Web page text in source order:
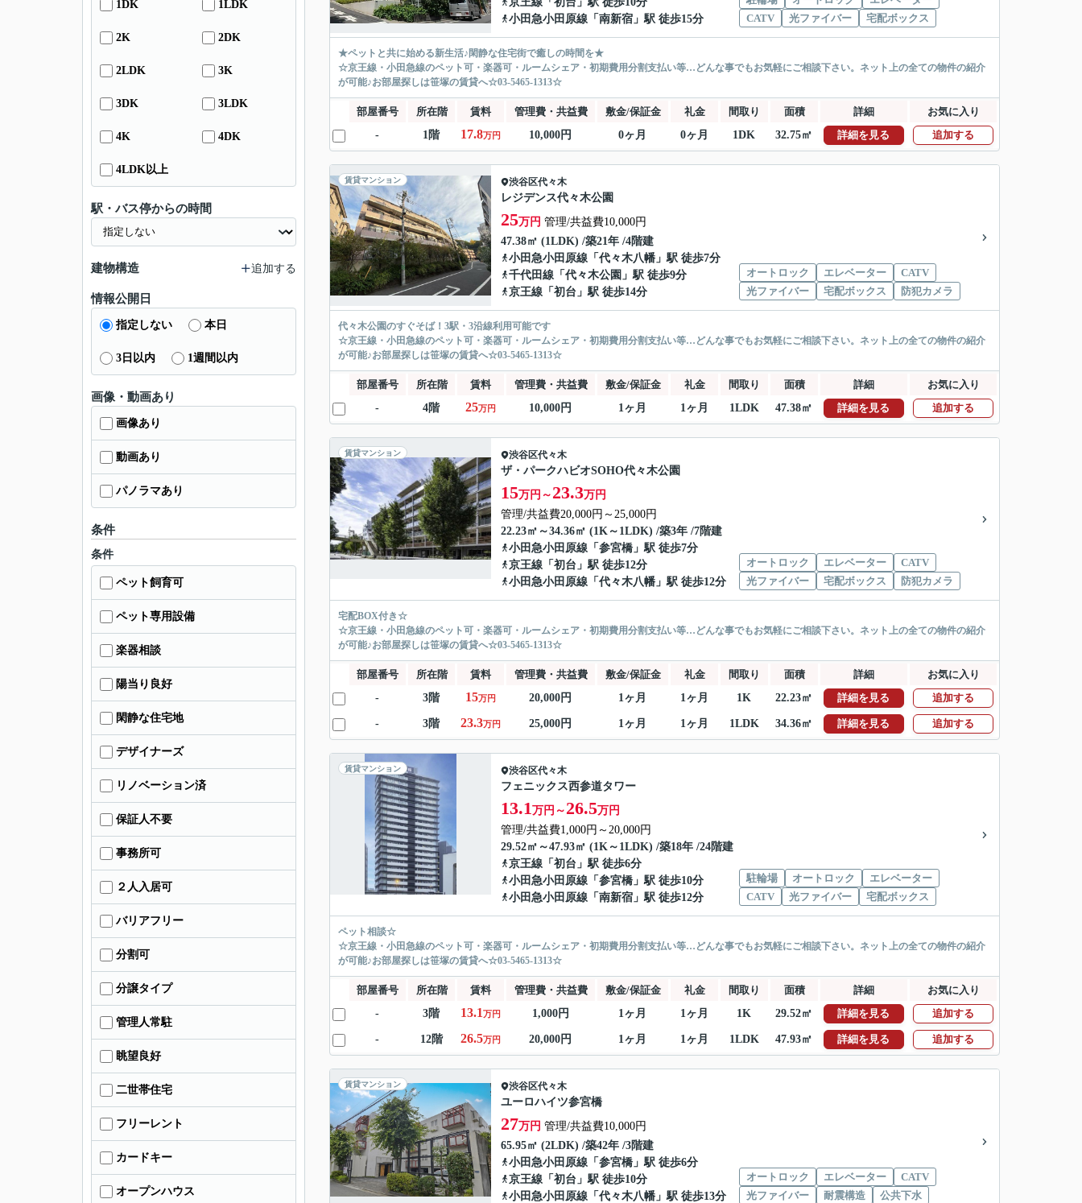
小田急小田原線 「 南新宿 」駅 徒歩15分
CATV
光ファイバー 宅配ボックス
★ペットと共に始める新生活♪閑静な住宅街で癒しの時間を★
☆京王線・小田急線のペット可・楽器可・ルームシェア・初期費用分割支払い等…どんな事でもお気軽にご相談下さい。ネット上の全ての物件の紹介
が可能♪お部屋探しは笹塚の賃貸へ☆03-5465-1313☆
部屋番号 所在階 賃料 管理費・共益費 敷金/保証金 礼金 間取り 面積 詳細
お気に入り
-
1階 17.8万円 10,000円 0ヶ月 0ヶ月 1DK 32.75㎡ 詳細を見る 追加する
賃貸マンション 渋谷区代々木
レジデンス代々木公園
25万円 管理/共益費10,000円
47.38㎡ (1LDK) /築21年 /4階建
小田急小田原線 「 代々木八幡 」駅 徒歩7分
千代田線 「 代々木公園 」駅 徒歩9分
京王線 「 初台 」駅 徒歩14分
オートロック エレベーター
CATV
光ファイバー
宅配ボックス 防犯カメラ
代々木公園のすぐそば！3駅・3沿線利用可能です
☆京王線・小田急線のペット可・楽器可・ルームシェア・初期費用分割支払い等…どんな事でもお気軽にご相談下さい。ネット上の全ての物件の紹介
が可能♪お部屋探しは笹塚の賃貸へ☆03-5465-1313☆
部屋番号 所在階 賃料 管理費・共益費 敷金/保証金 礼金 間取り 面積 詳細
お気に入り
-
4階 25万円 10,000円 1ヶ月 1ヶ月 1LDK 47.38㎡ 詳細を見る 追加する
賃貸マンション 渋谷区代々木
ザ・パークハビオSOHO代々木公園
15万円～ 23.3万円
管理/共益費20,000円～25,000円
22.23㎡～34.36㎡ (1K～1LDK) /築3年 /7階建
小田急小田原線 「 参宮橋 」駅 徒歩7分
京王線 「 初台 」駅 徒歩12分
小田急小田原線 「 代々木八幡 」駅 徒歩12分
オートロック エレベーター
CATV
光ファイバー
宅配ボックス 防犯カメラ
宅配BOX付き☆
☆京王線・小田急線のペット可・楽器可・ルームシェア・初期費用分割支払い等…どんな事でもお気軽にご相談下さい。ネット上の全ての物件の紹介
が可能♪お部屋探しは笹塚の賃貸へ☆03-5465-1313☆
部屋番号 所在階 賃料 管理費・共益費 敷金/保証金 礼金 間取り 面積 詳細
お気に入り
-
3階 15万円 20,000円 1ヶ月 1ヶ月 1K 22.23㎡ 詳細を見る 追加する
- 3階 23.3万円 25,000円 1ヶ月 1ヶ月 1LDK 34.36㎡ 詳細を見る 追加する
賃貸マンション 渋谷区代々木
フェニックス西参道タワー
13.1万円～ 26.5万円
管理/共益費1,000円～20,000円
29.52㎡～47.93㎡ (1K～1LDK) /築18年 /24階建
京王線 「 初台 」駅 徒歩6分
小田急小田原線 「 参宮橋 」駅 徒歩10分
小田急小田原線 「 南新宿 」駅 徒歩12分
駐輪場 オートロック
エレベーター
CATV
光ファイバー 宅配ボックス
ペット相談☆
☆京王線・小田急線のペット可・楽器可・ルームシェア・初期費用分割支払い等…どんな事でもお気軽にご相談下さい。ネット上の全ての物件の紹介
が可能♪お部屋探しは笹塚の賃貸へ☆03-5465-1313☆
部屋番号 所在階 賃料 管理費・共益費 敷金/保証金 礼金 間取り 面積 詳細
お気に入り
-
3階 13.1万円 1,000円 1ヶ月 1ヶ月 1K 29.52㎡ 詳細を見る 追加する
- 12階 26.5万円 20,000円 1ヶ月 1ヶ月 1LDK 47.93㎡ 詳細を見る 追加する
賃貸マンション 渋谷区代々木
ユーロハイツ参宮橋
27万円 管理/共益費10,000円
65.95㎡ (2LDK) /築42年 /3階建
小田急小田原線 「 参宮橋 」駅 徒歩6分
京王線 「 初台 」駅 徒歩10分
小田急小田原線 「 代々木八幡 」駅 徒歩13分
オートロック エレベーター
CATV
光ファイバー
耐震構造 公共下水
1DK 1LDK
2K 2DK
2LDK 3K
3DK 3LDK
4K 4DK
4LDK以上
駅・バス停からの時間
建物構造 追加する
情報公開日
指定しない 本日
3日以内 1週間以内
画像・動画あり
画像あり
動画あり
パノラマあり
条件
条件
ペット飼育可
ペット専用設備
楽器相談
陽当り良好
閑静な住宅地
デザイナーズ
リノベーション済
保証人不要
事務所可
２人入居可
バリアフリー
分割可
分譲タイプ
管理人常駐
眺望良好
二世帯住宅
フリーレント
カードキー
オープンハウス